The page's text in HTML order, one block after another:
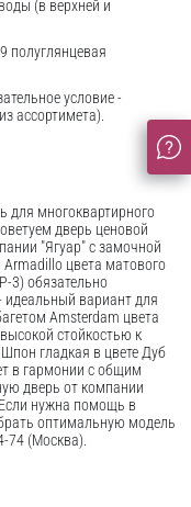
(в верхней и
полуглянцевая
условие -
ассортимета).
для многоквартирного
дверь ценовой
"Ягуар" с замочной
Armadillo цвета матового
3) обязательно
вариант для
Amsterdam цвета
стойкостью к
гладкая в цвете Дуб
в гармонии с общим
дверь от компании
нужна помощь в
оптимальную модель
74 (Москва).